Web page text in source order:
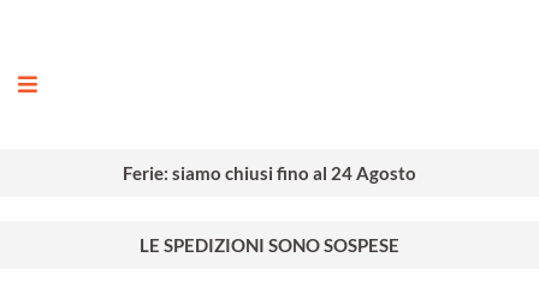
Ferie: siamo chiusi fino al 24 Agosto
LE SPEDIZIONI SONO SOSPESE